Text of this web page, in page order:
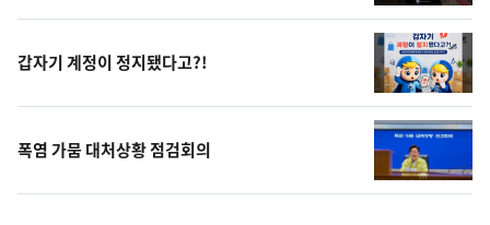
상
갑자기 계정이 정지됐다고?!
폭염 가뭄 대처상황 점검회의